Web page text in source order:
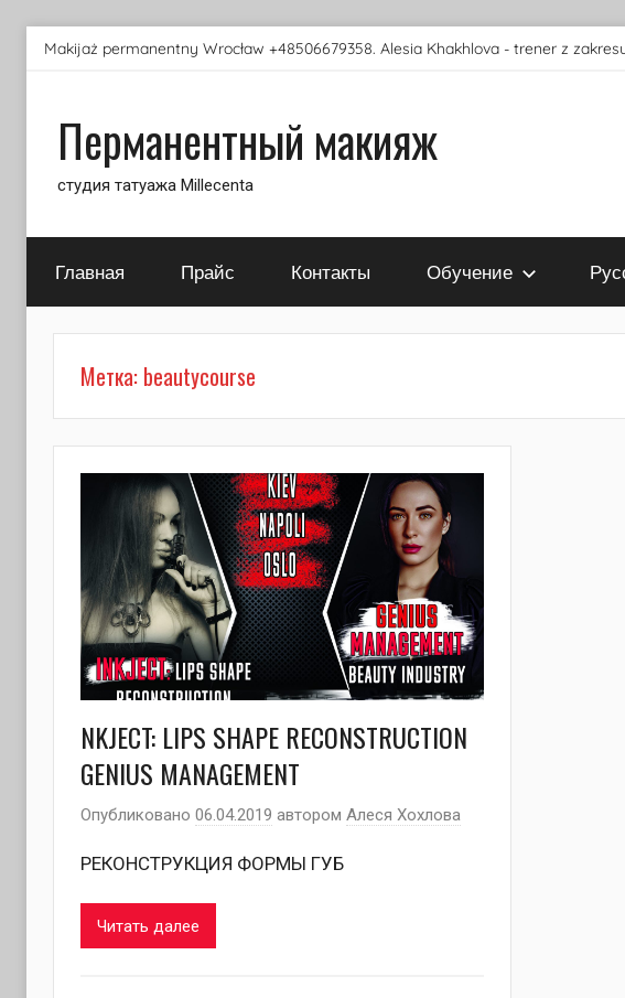
Перейти
Makijaż permanentny Wrocław +48506679358. Alesia Khakhlova - trener z
Перманентный макияж
студия татуажа Millecenta
Главная Прайс Контакты Обучение
Метка: beautycourse
NKJECT: LIPS SHAPE RECONSTRUCTION
GENIUS MANAGEMENT
Опубликовано 06.04.2019 автором Алеся Хохлова
РЕКОНСТРУКЦИЯ ФОРМЫ ГУБ
Читать далее